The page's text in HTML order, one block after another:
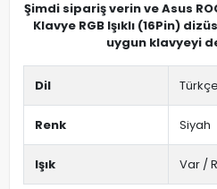
Şimdi sipariş verin ve Asus
Klavye RGB Işıklı (16Pin)
uygun klavyeyi
Dil Türkçe
Renk Siyah
Işık Var /